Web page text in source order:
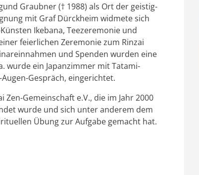
Graubner († 1988) als Ort der geistig-
mit Graf Dürckheim widmete sich
Ikebana, Teezeremonie und
feierlichen Zeremonie zum Rinzai
und Spenden wurden eine
wurde ein Japanzimmer mit Tatami-
Gespräch, eingerichtet.
Gemeinschaft e.V., die im Jahr 2000
wurde und sich unter anderem dem
Übung zur Aufgabe gemacht hat.